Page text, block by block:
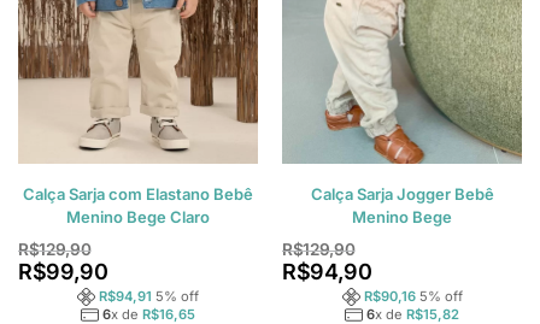
Calça Sarja com Elastano Bebê
Menino Bege Claro
R$129,90
R$99,90
R$94,91 5% off
6x de R$16,65
Calça Sarja Jogger Bebê
Menino Bege
R$129,90
R$94,90
R$90,16 5% off
6x de R$15,82